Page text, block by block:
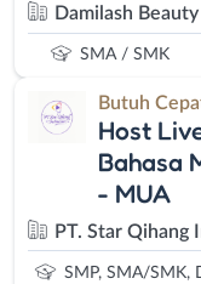
Damilash
SMA / SMK
Butuh
Host
Bahasa
- MUA
PT. Star Qihang
SMP, SMA/SMK,